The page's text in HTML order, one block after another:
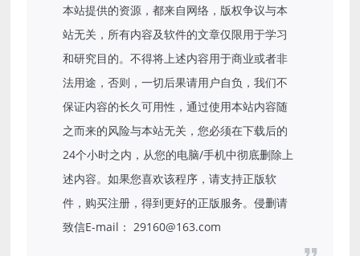
本站提供的资源，都来自网络，版权争议与本
站无关，所有内容及软件的文章仅限用于学习
和研究目的。不得将上述内容用于商业或者非
法用途，否则，一切后果请用户自负，我们不
保证内容的长久可用性，通过使用本站内容随
之而来的风险与本站无关，您必须在下载后的
24个小时之内，从您的电脑/手机中彻底删除上
述内容。如果您喜欢该程序，请支持正版软
件，购买注册，得到更好的正版服务。侵删请
致信E-mail： 29160@163.com